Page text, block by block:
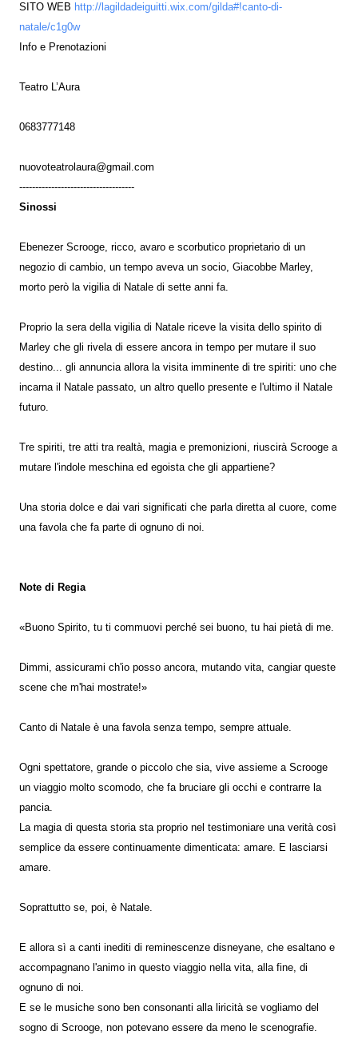
SITO WEB http://lagildadeiguitti.wix.com/gilda#!canto-di-
natale/c1g0w
Info e Prenotazioni
Teatro L’Aura
0683777148
nuovoteatrolaura@gmail.com
------------------------------------
Sinossi
Ebenezer Scrooge, ricco, avaro e scorbutico proprietario di un
negozio di cambio, un tempo aveva un socio, Giacobbe Marley,
morto però la vigilia di Natale di sette anni fa.
Proprio la sera della vigilia di Natale riceve la visita dello spirito di
Marley che gli rivela di essere ancora in tempo per mutare il suo
destino... gli annuncia allora la visita imminente di tre spiriti: uno che
incarna il Natale passato, un altro quello presente e l'ultimo il Natale
futuro.
Tre spiriti, tre atti tra realtà, magia e premonizioni, riuscirà Scrooge a
mutare l'indole meschina ed egoista che gli appartiene?
Una storia dolce e dai vari significati che parla diretta al cuore, come
una favola che fa parte di ognuno di noi.
Note di Regia
«Buono Spirito, tu ti commuovi perché sei buono, tu hai pietà di me.
Dimmi, assicurami ch'io posso ancora, mutando vita, cangiar queste
scene che m'hai mostrate!»
Canto di Natale è una favola senza tempo, sempre attuale.
Ogni spettatore, grande o piccolo che sia, vive assieme a Scrooge
un viaggio molto scomodo, che fa bruciare gli occhi e contrarre la
pancia.
La magia di questa storia sta proprio nel testimoniare una verità così
semplice da essere continuamente dimenticata: amare. E lasciarsi
amare.
Soprattutto se, poi, è Natale.
E allora sì a canti inediti di reminescenze disneyane, che esaltano e
accompagnano l'animo in questo viaggio nella vita, alla fine, di
ognuno di noi.
E se le musiche sono ben consonanti alla liricità se vogliamo del
sogno di Scrooge, non potevano essere da meno le scenografie.